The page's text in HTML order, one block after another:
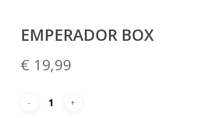
EMPERADOR BOX
€ 19,99